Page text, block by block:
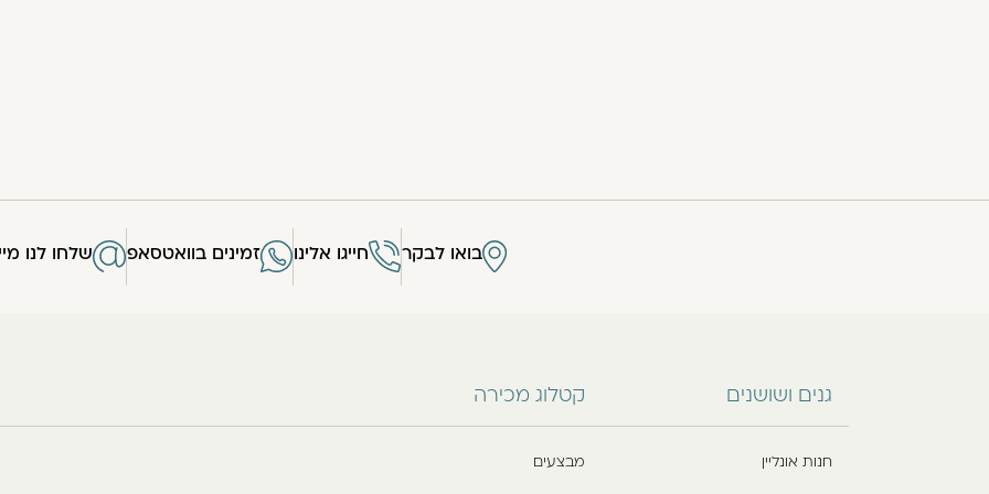
גנים ושושנים
חנות אונליין
קטלוג מכירה
מבצעים
בואו לבקר חייגו אלינו זמינים בוואטסאפ שלחו לנו